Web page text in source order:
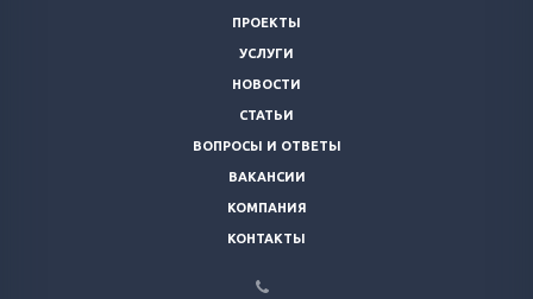
ПРОЕКТЫ
УСЛУГИ
НОВОСТИ
СТАТЬИ
ВОПРОСЫ И ОТВЕТЫ
ВАКАНСИИ
КОМПАНИЯ
КОНТАКТЫ